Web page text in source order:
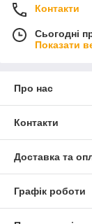
Контакти
Сьогодні
Показати
Про нас
Контакти
Доставка та
Графік роботи